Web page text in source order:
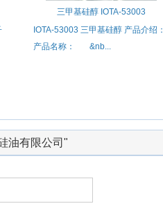
三甲基硅醇 IOTA-53003
IOTA-53003 三甲基硅醇 产品介绍：
产品名称： &nb...
油有限公司"